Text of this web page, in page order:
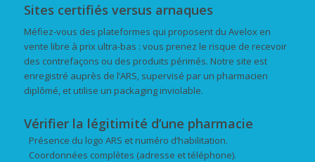
Sites certifiés versus arnaques
Méfiez-vous des plateformes qui proposent du Avelox en
vente libre à prix ultra-bas : vous prenez le risque de recevoir
des contrefaçons ou des produits périmés. Notre site est
enregistré auprès de l’ARS, supervisé par un pharmacien
diplômé, et utilise un packaging inviolable.
Vérifier la légitimité d’une pharmacie
Présence du logo ARS et numéro d’habilitation.
Coordonnées complètes (adresse et téléphone).